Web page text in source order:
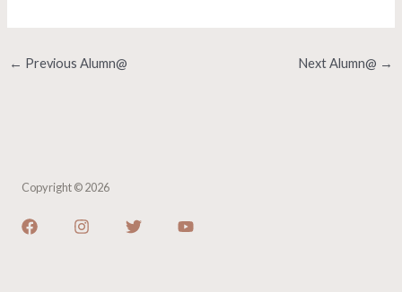
← Previous Alumn@ Next Alumn@ →
Copyright © 2026